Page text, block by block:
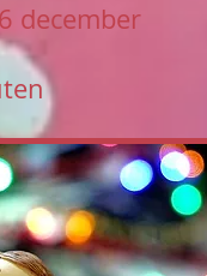
Zuidhaege